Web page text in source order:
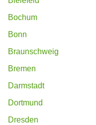
Bochum
Bonn
Braunschweig
Bremen
Darmstadt
Dortmund
Dresden